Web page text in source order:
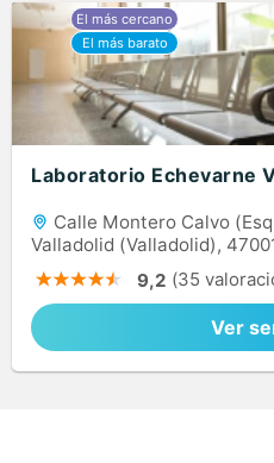
Laboratorio Echevarne
Calle Montero Calvo
Valladolid (Valladolid),
9,2 (35
Ver